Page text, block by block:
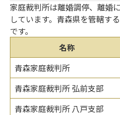
家庭裁判所は離婚調停、離婚
しています。青森県を管轄す
です。
名称
青森家庭裁判所
青森家庭裁判所 弘前支部
青森家庭裁判所 八戸支部